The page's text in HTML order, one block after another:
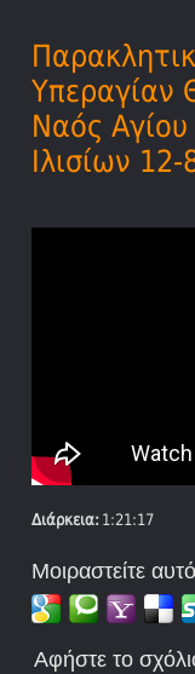
Υπεραγίαν
Ναός
Ιλισίων
Διάρκεια: 1:21:17
Μοιραστείτε
Αφήστε το